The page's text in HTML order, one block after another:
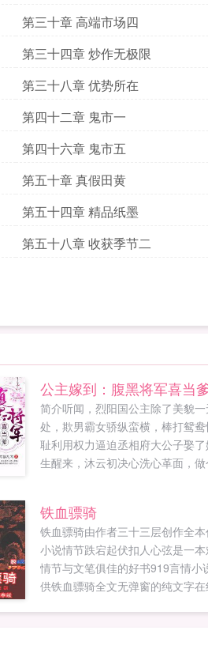
第三十章 高端市场四
第三十四章 炒作无极限
第三十八章 优势所在
第四十二章 鬼市一
第四十六章 鬼市五
第五十章 真假田黄
第五十四章 精品纸墨
第五十八章 收获季节二
公主嫁到：腹黑将军喜当
简介听闻，烈阳国公主除了美貌一
处，欺男霸女骄纵蛮横，棒打鸳
耻利用权力逼迫丞相府大公子娶
生醒来，沐云初决心洗心革面，
铁血骠骑
铁血骠骑由作者三十三层创作全
小说情节跌宕起伏扣人心弦是一
情节与文笔俱佳的好书919言情小
供铁血骠骑全文无弹窗的纯文字在